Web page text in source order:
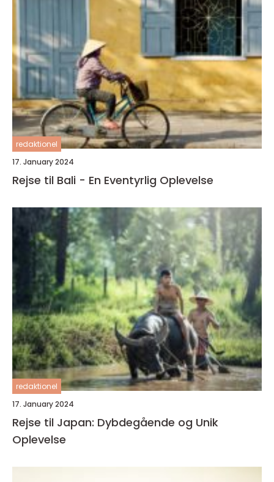
redaktionel
17. January 2024
Rejse til Bali - En Eventyrlig Oplevelse
redaktionel
17. January 2024
Rejse til Japan: Dybdegående og Unik
Oplevelse